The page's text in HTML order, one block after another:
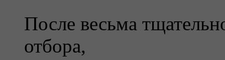
После весьма
отбора,